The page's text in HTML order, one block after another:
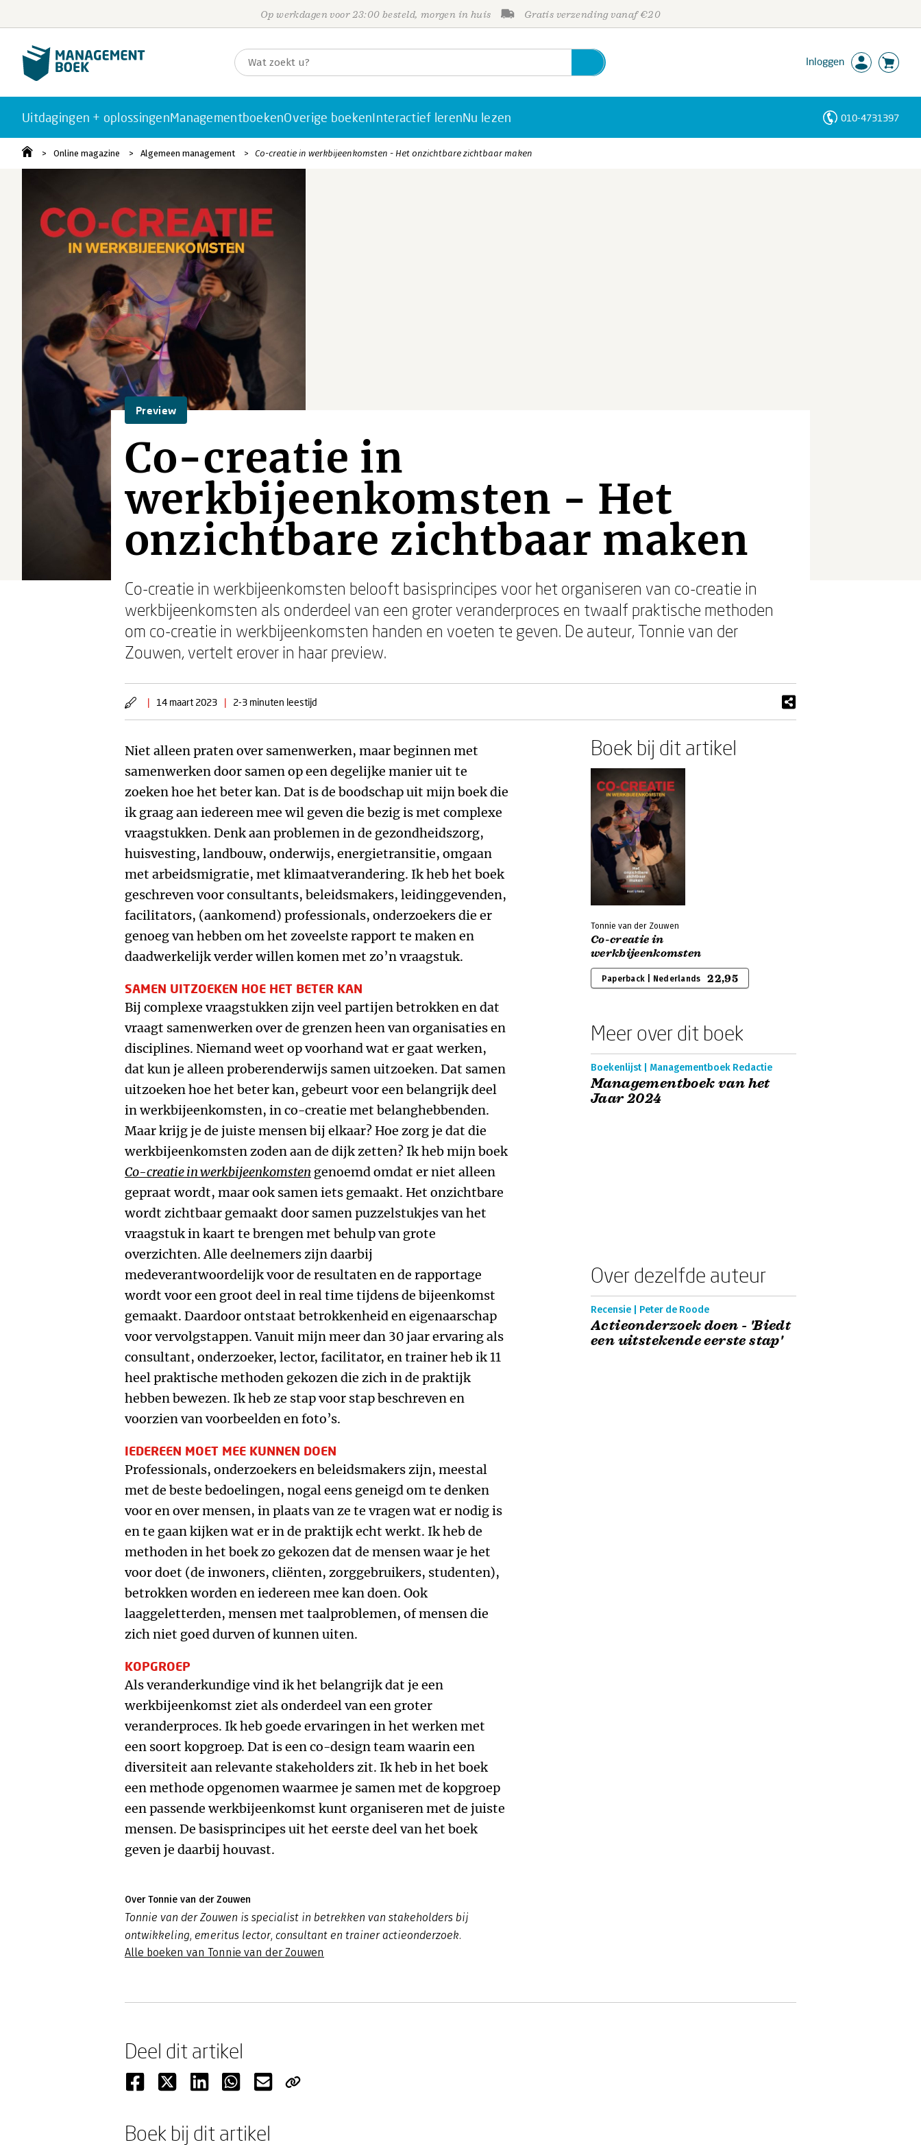
Op werkdagen voor 23:00 besteld, morgen in huis Gratis verzending vanaf €20
Inloggen
Uitdagingen + oplossingenManagementboekenOverige boekenInteractief lerenNu lezen 010-4731397
Online magazine Algemeen management Co-creatie in werkbijeenkomsten - Het onzichtbare zichtbaar maken
Preview
Co-creatie in
werkbijeenkomsten - Het
onzichtbare zichtbaar maken
Co-creatie in werkbijeenkomsten belooft basisprincipes voor het organiseren van co-creatie in
werkbijeenkomsten als onderdeel van een groter veranderproces en twaalf praktische methoden
om co-creatie in werkbijeenkomsten handen en voeten te geven. De auteur, Tonnie van der
Zouwen, vertelt erover in haar preview.
| 14 maart 2023 | 2-3 minuten leestijd
Niet alleen praten over samenwerken, maar beginnen met
samenwerken door samen op een degelijke manier uit te
zoeken hoe het beter kan. Dat is de boodschap uit mijn boek die
ik graag aan iedereen mee wil geven die bezig is met complexe
vraagstukken. Denk aan problemen in de gezondheidszorg,
huisvesting, landbouw, onderwijs, energietransitie, omgaan
met arbeidsmigratie, met klimaatverandering. Ik heb het boek
geschreven voor consultants, beleidsmakers, leidinggevenden,
facilitators, (aankomend) professionals, onderzoekers die er
genoeg van hebben om het zoveelste rapport te maken en
daadwerkelijk verder willen komen met zo’n vraagstuk.
SAMEN UITZOEKEN HOE HET BETER KAN
Bij complexe vraagstukken zijn veel partijen betrokken en dat
vraagt samenwerken over de grenzen heen van organisaties en
disciplines. Niemand weet op voorhand wat er gaat werken,
dat kun je alleen proberenderwijs samen uitzoeken. Dat samen
uitzoeken hoe het beter kan, gebeurt voor een belangrijk deel
in werkbijeenkomsten, in co-creatie met belanghebbenden.
Maar krijg je de juiste mensen bij elkaar? Hoe zorg je dat die
werkbijeenkomsten zoden aan de dijk zetten? Ik heb mijn boek
Co-creatie in werkbijeenkomsten genoemd omdat er niet alleen
gepraat wordt, maar ook samen iets gemaakt. Het onzichtbare
wordt zichtbaar gemaakt door samen puzzelstukjes van het
vraagstuk in kaart te brengen met behulp van grote
overzichten. Alle deelnemers zijn daarbij
medeverantwoordelijk voor de resultaten en de rapportage
wordt voor een groot deel in real time tijdens de bijeenkomst
gemaakt. Daardoor ontstaat betrokkenheid en eigenaarschap
voor vervolgstappen. Vanuit mijn meer dan 30 jaar ervaring als
consultant, onderzoeker, lector, facilitator, en trainer heb ik 11
heel praktische methoden gekozen die zich in de praktijk
hebben bewezen. Ik heb ze stap voor stap beschreven en
voorzien van voorbeelden en foto’s.
IEDEREEN MOET MEE KUNNEN DOEN
Professionals, onderzoekers en beleidsmakers zijn, meestal
met de beste bedoelingen, nogal eens geneigd om te denken
voor en over mensen, in plaats van ze te vragen wat er nodig is
en te gaan kijken wat er in de praktijk echt werkt. Ik heb de
methoden in het boek zo gekozen dat de mensen waar je het
voor doet (de inwoners, cliënten, zorggebruikers, studenten),
betrokken worden en iedereen mee kan doen. Ook
laaggeletterden, mensen met taalproblemen, of mensen die
zich niet goed durven of kunnen uiten.
KOPGROEP
Als veranderkundige vind ik het belangrijk dat je een
werkbijeenkomst ziet als onderdeel van een groter
veranderproces. Ik heb goede ervaringen in het werken met
een soort kopgroep. Dat is een co-design team waarin een
diversiteit aan relevante stakeholders zit. Ik heb in het boek
een methode opgenomen waarmee je samen met de kopgroep
een passende werkbijeenkomst kunt organiseren met de juiste
mensen. De basisprincipes uit het eerste deel van het boek
geven je daarbij houvast.
Over Tonnie van der Zouwen
Tonnie van der Zouwen is specialist in betrekken van stakeholders bij
ontwikkeling, emeritus lector, consultant en trainer actieonderzoek.
Alle boeken van Tonnie van der Zouwen
Boek bij dit artikel
Tonnie van der Zouwen
Co-creatie in
werkbijeenkomsten
Paperback | Nederlands 22,95
Meer over dit boek
Boekenlijst | Managementboek Redactie
Managementboek van het
Jaar 2024
Over dezelfde auteur
Recensie | Peter de Roode
Actieonderzoek doen - 'Biedt
een uitstekende eerste stap'
Deel dit artikel
Boek bij dit artikel
Personen